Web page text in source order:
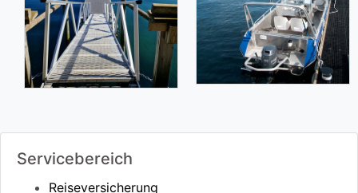
Servicebereich
Reiseversicherung